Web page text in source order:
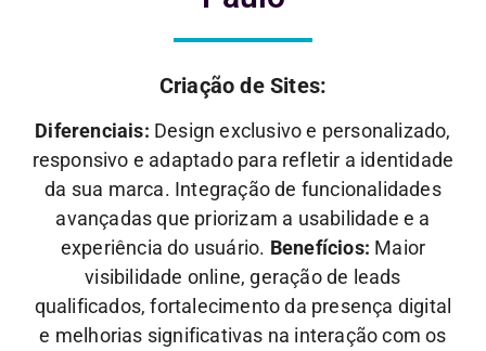
Criação de Sites:
Diferenciais: Design exclusivo e personalizado,
responsivo e adaptado para refletir a identidade
da sua marca. Integração de funcionalidades
avançadas que priorizam a usabilidade e a
experiência do usuário. Benefícios: Maior
visibilidade online, geração de leads
qualificados, fortalecimento da presença digital
e melhorias significativas na interação com os